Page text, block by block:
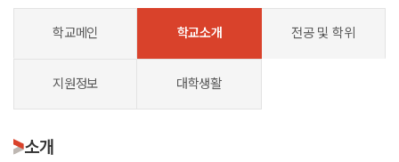
학교메인 학교소개 전공 및 학위
지원정보 대학생활
소개